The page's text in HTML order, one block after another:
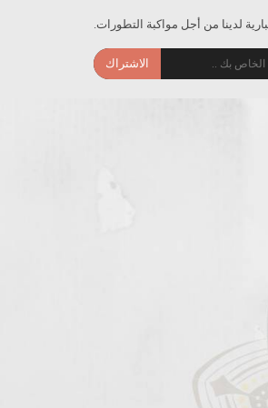
لدينا من أجل مواكبة التطورات.
الاشتراك